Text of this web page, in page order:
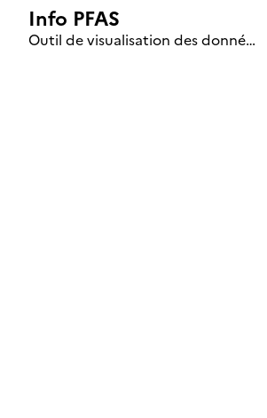
Info PFAS
Outil de visualisation des données nationales de surveillance des substances PFAS (mise à jour le 1er jour de chaque mois)